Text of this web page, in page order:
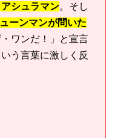
シュラマン。そし
ーンマンが問いた
ワンだ！」と宣言
う言葉に激しく反